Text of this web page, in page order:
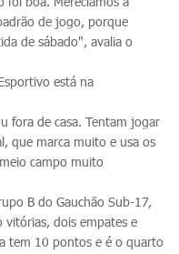
de jogo, porque
de sábado", avalia o
está na
fora de casa. Tentam jogar
que marca muito e usa os
campo muito
B do Gauchão Sub-17,
dois empates e
tem 10 pontos e é o quarto